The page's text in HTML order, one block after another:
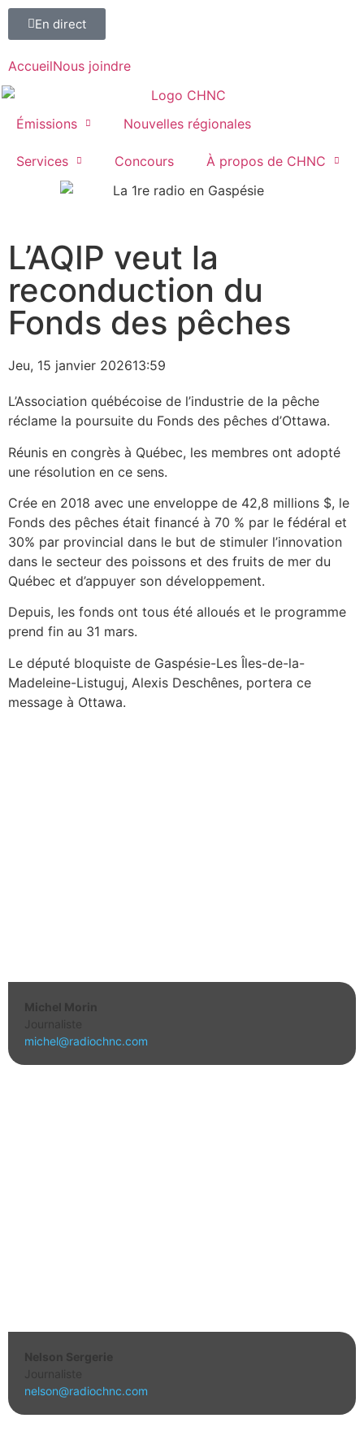
En direct
AccueilNous joindre
Émissions Nouvelles régionales
Services Concours À propos de CHNC
Paspébiac
L’AQIP veut la
reconduction du
Fonds des pêches
Michel Morin
Journaliste
michel@radiochnc.com
Nelson Sergerie
Journaliste
nelson@radiochnc.com
Jeu, 15 janvier 202613:59
L’Association québécoise de l’industrie de la pêche
réclame la poursuite du Fonds des pêches d’Ottawa.
Réunis en congrès à Québec, les membres ont adopté
une résolution en ce sens.
Crée en 2018 avec une enveloppe de 42,8 millions $, le
Fonds des pêches était financé à 70 % par le fédéral et
30% par provincial dans le but de stimuler l’innovation
dans le secteur des poissons et des fruits de mer du
Québec et d’appuyer son développement.
Depuis, les fonds ont tous été alloués et le programme
prend fin au 31 mars.
Le député bloquiste de Gaspésie-Les Îles-de-la-
Madeleine-Listuguj, Alexis Deschênes, portera ce
message à Ottawa.